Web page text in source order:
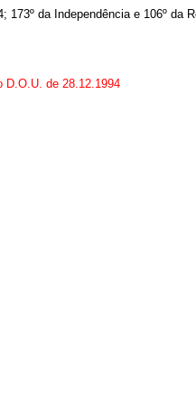
da Independência e 106º da
D.O.U. de 28.12.1994